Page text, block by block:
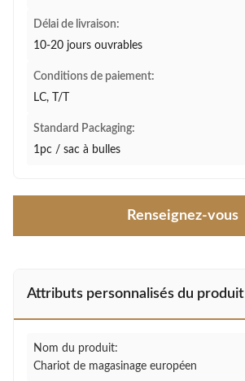
Délai de livraison:
10-20 jours ouvrables
Conditions de paiement:
LC, T/T
Standard Packaging:
1pc / sac à bulles
Renseignez-vous
Attributs personnalisés du produit
Nom du produit:
Chariot de magasinage européen